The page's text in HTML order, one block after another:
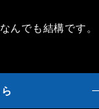
んでも結構です。